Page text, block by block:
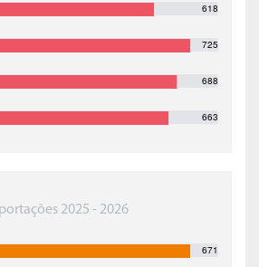
618
725
688
663
2025 - 2026
671